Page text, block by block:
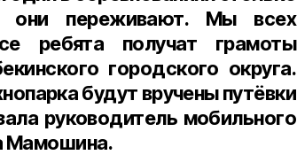
они переживают. Мы всех
ребята получат грамоты
городского округа.
будут вручены путёвки
руководитель мобильного
Мамошина.